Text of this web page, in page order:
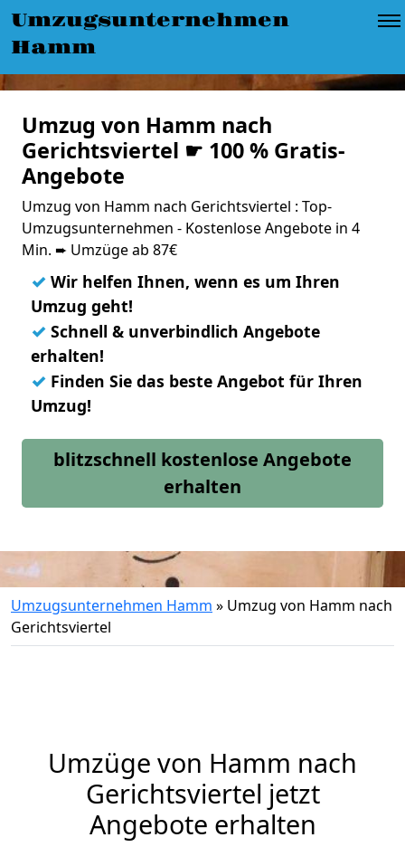
Umzugsunternehmen
Hamm
Umzug von Hamm nach
Gerichtsviertel ☛ 100 % Gratis-
Angebote
Umzug von Hamm nach Gerichtsviertel : Top-
Umzugsunternehmen - Kostenlose Angebote in 4
Min. ➨ Umzüge ab 87€
✓ Wir helfen Ihnen, wenn es um Ihren
Umzug geht!
✓ Schnell & unverbindlich Angebote
erhalten!
✓ Finden Sie das beste Angebot für Ihren
Umzug!
blitzschnell kostenlose Angebote
erhalten
Umzugsunternehmen Hamm » Umzug von Hamm nach
Gerichtsviertel
Umzüge von Hamm nach
Gerichtsviertel jetzt
Angebote erhalten